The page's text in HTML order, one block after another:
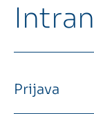
Prijava